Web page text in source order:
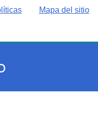
Mapa del sitio